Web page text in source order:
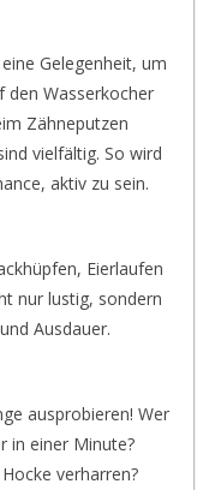
Gelegenheit, um
den Wasserkocher
Zähneputzen
vielfältig. So wird
aktiv zu sein.
Eierlaufen
nur lustig, sondern
Ausdauer.
ausprobieren! Wer
in einer Minute?
verharren?